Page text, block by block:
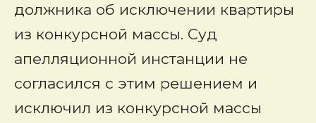
должника об исключении квартиры
из конкурсной массы. Суд
апелляционной инстанции не
согласился с этим решением и
исключил из конкурсной массы